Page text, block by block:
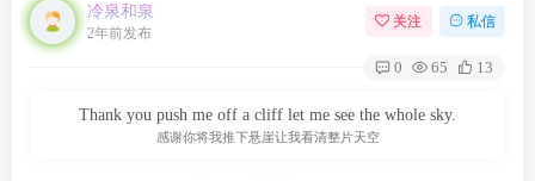
冷泉和泉
2年前发布
关注 私信
0 65 13
Thank you push me off a cliff let me see the whole sky.
感谢你将我推下悬崖让我看清整片天空